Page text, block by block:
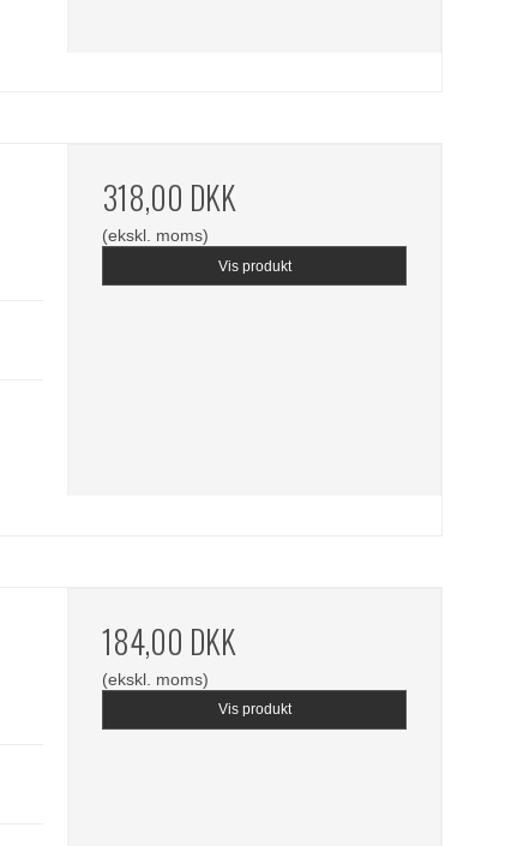
318,00 DKK
(ekskl. moms)
Vis produkt
184,00 DKK
(ekskl. moms)
Vis produkt